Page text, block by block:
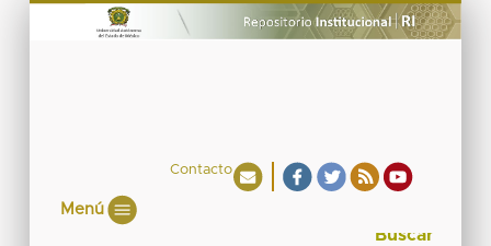
Contacto
Menú
Buscar